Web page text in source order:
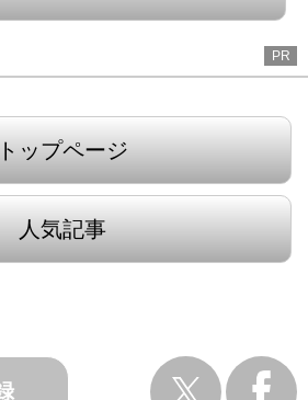
PR
トップページ
人気記事